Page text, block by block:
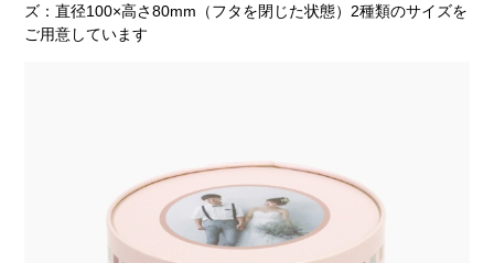
ズ：直径100×高さ80mm（フタを閉じた状態）2種類のサイズを
ご用意しています